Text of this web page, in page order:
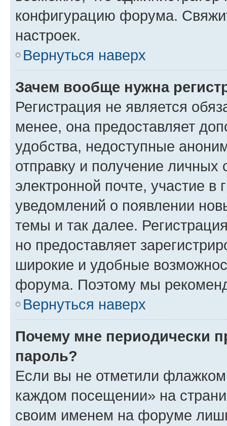
конфигурацию форума.
настроек.
Вернуться наверх
Зачем вообще нужна
Регистрация не является
менее, она предоставляет
удобства, недоступные
отправку и получение
электронной почте, участие в
уведомлений о появлении
темы и так далее.
но предоставляет
широкие и удобные
форума. Поэтому мы
Вернуться наверх
Почему мне периодически
пароль?
Если вы не отметили флажком
каждом посещении» на
своим именем на форуме